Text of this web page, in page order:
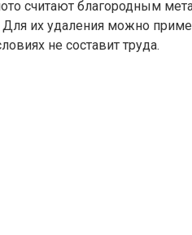
считают благородным
Для их удаления можно
не составит труда.